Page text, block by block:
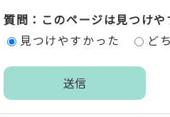
エ質問：このページは見つけや
見つけやすかった
ど